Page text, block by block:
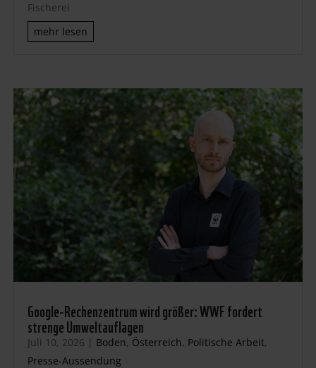
Fischerei
mehr lesen
Google-Rechenzentrum wird größer: WWF fordert
strenge Umweltauflagen
Juli 10, 2026 | Boden, Österreich, Politische Arbeit,
Presse-Aussendung